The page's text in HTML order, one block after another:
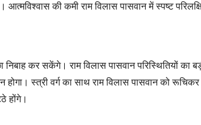
आत्मविश्वास की कमी राम विलास पासवान में स्पष्ट
निबाह कर सकेंगे। राम विलास पासवान परिस्थितियों
स्त्री वर्ग का साथ राम विलास पासवान को
होंगे।